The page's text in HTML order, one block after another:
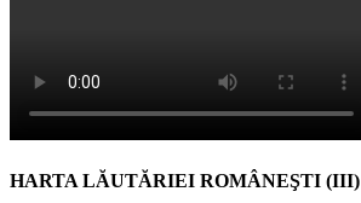
HARTA LĂUTĂRIEI ROMÂNEŞTI (III)